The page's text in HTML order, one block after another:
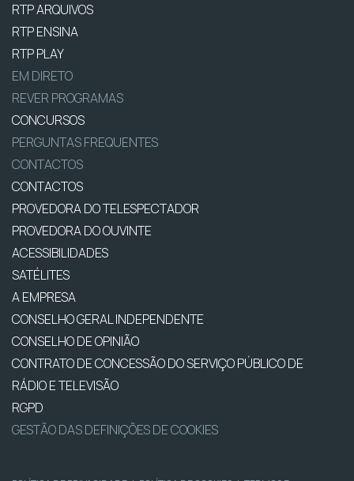
RTP ARQUIVOS
RTP ENSINA
RTP PLAY
EM DIRETO
REVER PROGRAMAS
CONCURSOS
PERGUNTAS FREQUENTES
CONTACTOS
CONTACTOS
PROVEDORA DO TELESPECTADOR
PROVEDORA DO OUVINTE
ACESSIBILIDADES
SATÉLITES
A EMPRESA
CONSELHO GERAL INDEPENDENTE
CONSELHO DE OPINIÃO
CONTRATO DE CONCESSÃO DO SERVIÇO PÚBLICO DE
RÁDIO E TELEVISÃO
RGPD
GESTÃO DAS DEFINIÇÕES DE COOKIES